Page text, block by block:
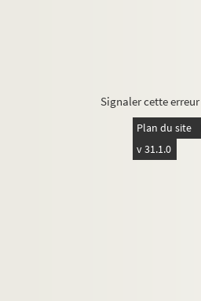
Signaler cette
Plan du site
v 31.1.0